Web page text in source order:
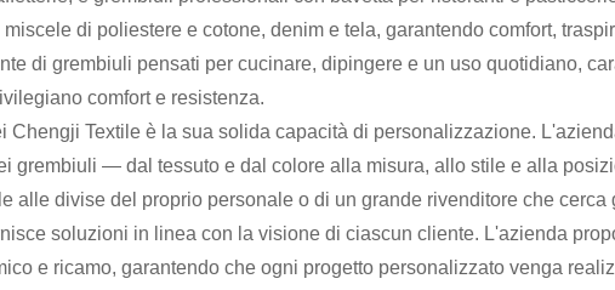
di poliestere e cotone, denim e tela, garantendo comfort,
di grembiuli pensati per cucinare, dipingere e un uso quotidiano,
comfort e resistenza.
Chengji Textile è la sua solida capacità di personalizzazione.
grembiuli — dal tessuto e dal colore alla misura, allo stile e alla
alle divise del proprio personale o di un grande rivenditore che
soluzioni in linea con la visione di ciascun cliente. L'azienda
e ricamo, garantendo che ogni progetto personalizzato venga